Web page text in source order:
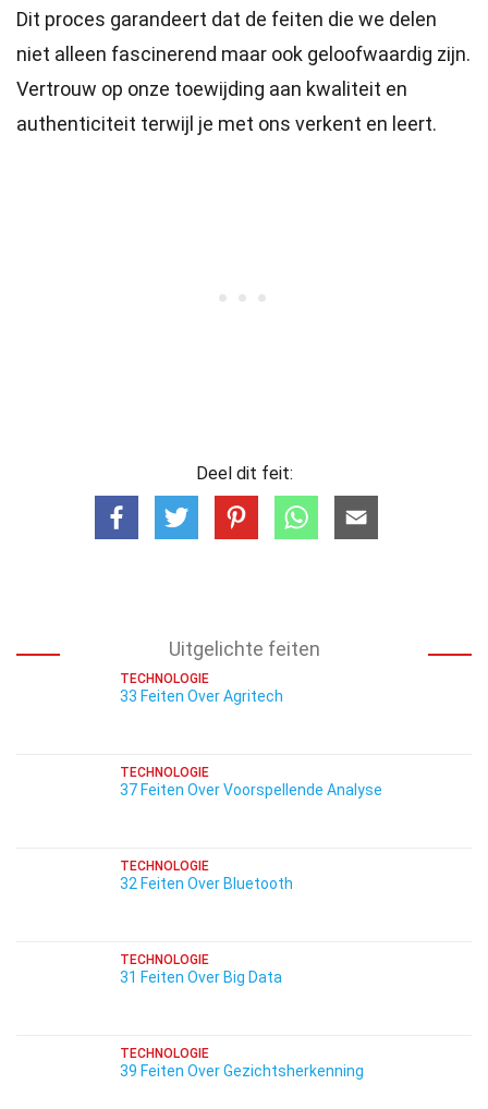
Dit proces garandeert dat de feiten die we delen
niet alleen fascinerend maar ook geloofwaardig zijn.
Vertrouw op onze toewijding aan kwaliteit en
authenticiteit terwijl je met ons verkent en leert.
Deel dit feit:
Uitgelichte feiten
TECHNOLOGIE
33 Feiten Over Agritech
TECHNOLOGIE
37 Feiten Over Voorspellende Analyse
TECHNOLOGIE
32 Feiten Over Bluetooth
TECHNOLOGIE
31 Feiten Over Big Data
TECHNOLOGIE
39 Feiten Over Gezichtsherkenning